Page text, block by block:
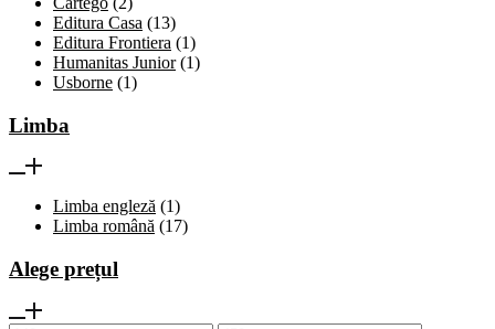
Editura Casa (13)
Editura Frontiera (1)
Humanitas Junior (1)
Usborne (1)
Limba
Limba engleză (1)
Limba română (17)
Alege prețul